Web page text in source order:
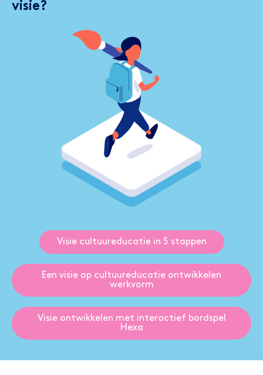
visie?
Visie cultuureducatie in 5 stappen
Een visie op cultuureducatie ontwikkelen
werkvorm
Visie ontwikkelen met interactief bordspel
Hexa